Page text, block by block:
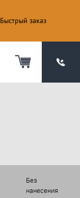
Быстрый заказ
Без
нанесения